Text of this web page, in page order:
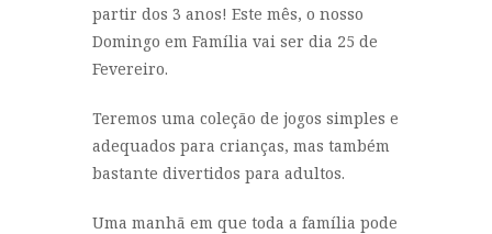
partir dos 3 anos! Este mês, o nosso
Domingo em Família vai ser dia 25 de
Fevereiro.
Teremos uma coleção de jogos simples e
adequados para crianças, mas também
bastante divertidos para adultos.
Uma manhã em que toda a família pode